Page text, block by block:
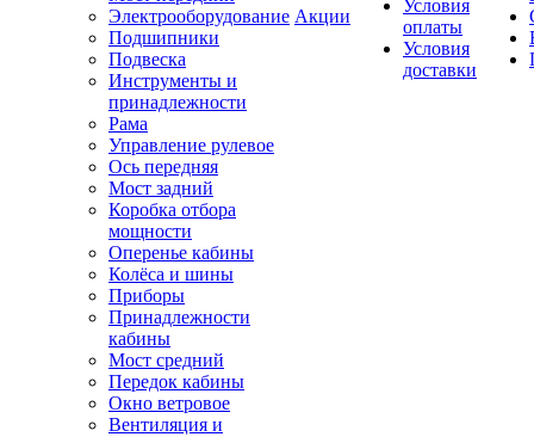
Электрооборудование
Подшипники
Подвеска
Инструменты и
принадлежности
Рама
Управление рулевое
Ось передняя
Мост задний
Коробка отбора
мощности
Оперенье кабины
Колёса и шины
Приборы
Принадлежности
кабины
Мост средний
Передок кабины
Окно ветровое
Вентиляция и
Акции
Условия
оплаты
Условия
доставки